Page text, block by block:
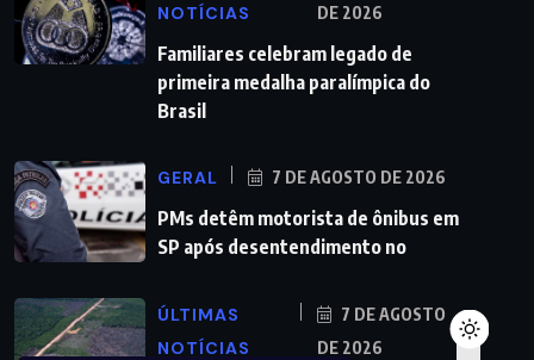
NOTÍCIAS
DE 2026
Familiares celebram legado de
primeira medalha paralímpica do
Brasil
GERAL 7 DE AGOSTO DE 2026
PMs detêm motorista de ônibus em
SP após desentendimento no
ÚLTIMAS
NOTÍCIAS
7 DE AGOSTO
DE 2026